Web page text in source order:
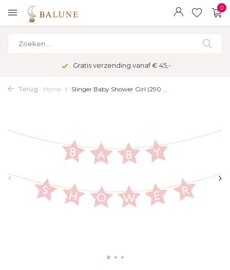
0
Gratis verzending vanaf € 45,-
Terug Home Slinger Baby Shower Girl (290 ...